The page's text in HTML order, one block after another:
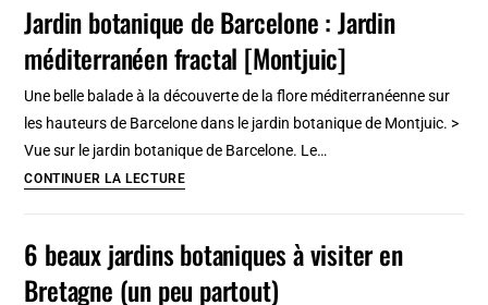
côté
Minerve
à
Amalfitaine)
Jardin botanique de Barcelone : Jardin
méditerranéen fractal [Montjuic]
Une belle balade à la découverte de la flore méditerranéenne sur
les hauteurs de Barcelone dans le jardin botanique de Montjuic. >
Vue sur le jardin botanique de Barcelone. Le…
CONTINUER LA LECTUREJardin
Barcelone
:
6 beaux jardins botaniques à visiter en
Bretagne (un peu partout)